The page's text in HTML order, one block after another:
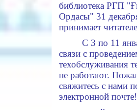
библиотека РГП
Ордасы" 31
принимает
С 3 по 11
связи с
техобслуживания
не работают.
свяжитесь с нами
электронной почте!